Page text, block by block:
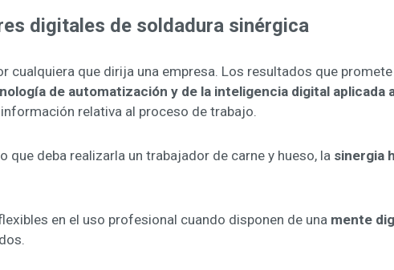
digitales de soldadura sinérgica
cualquiera que dirija una empresa. Los resultados que
de automatización y de la inteligencia digital aplicada
relativa al proceso de trabajo.
que deba realizarla un trabajador de carne y hueso, la sinergia
en el uso profesional cuando disponen de una mente